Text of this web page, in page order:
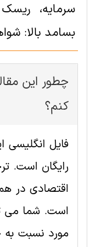
سرمایه،
بسامد بالا:
چطور این
کنم؟
رایگان است.
اقتصادی در
است. شما می
مورد نسبت به